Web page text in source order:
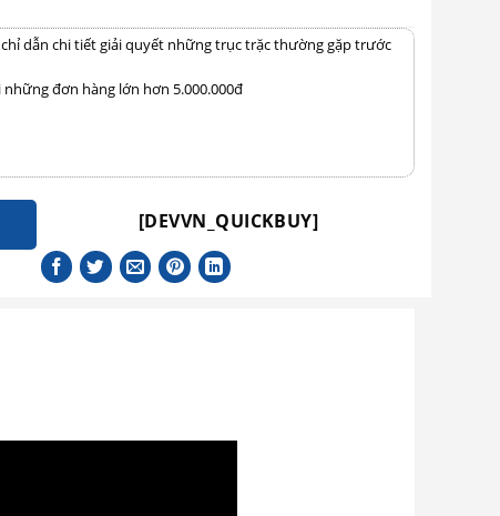
dẫn chi tiết giải quyết những trục trặc thường gặp trước
đơn hàng lớn hơn 5.000.000đ
[DEVVN_QUICKBUY]